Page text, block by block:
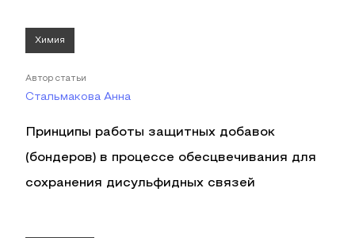
Химия
Автор статьи
Стальмакова Анна
Принципы работы защитных добавок
(бондеров) в процессе обесцвечивания для
сохранения дисульфидных связей